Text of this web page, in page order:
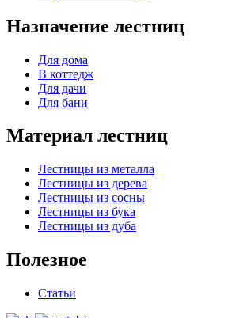
Назначение лестниц
Для дома
В коттедж
Для дачи
Для бани
Материал лестниц
Лестницы из металла
Лестницы из дерева
Лестницы из сосны
Лестницы из бука
Лестницы из дуба
Полезное
Статьи